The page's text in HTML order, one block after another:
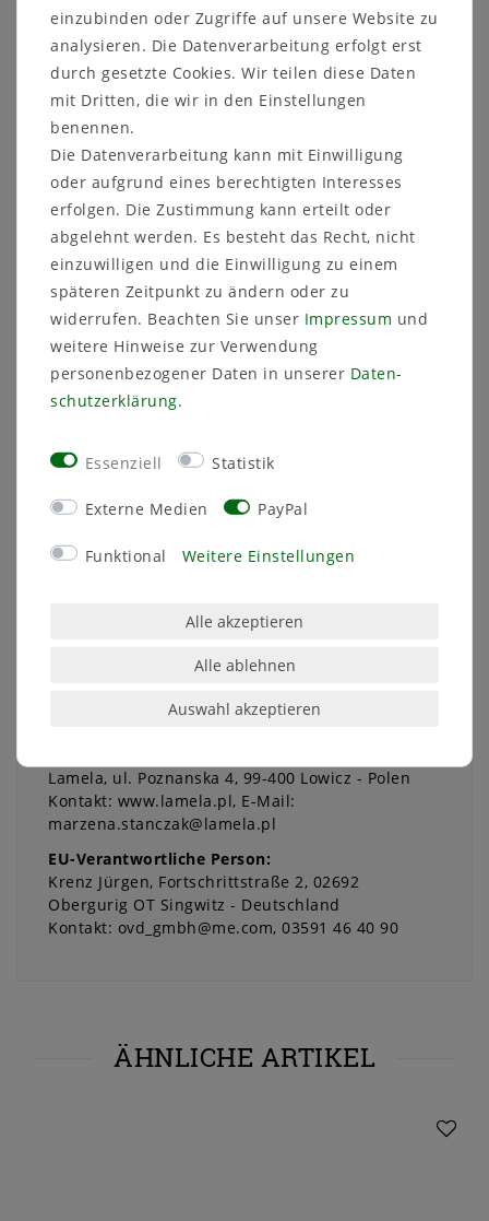
Leicht und langlebig:
Der Balkonkasten ist trotz seiner Stabilität
besonders leicht und einfach zu
handhaben. Ohne Entwässerungslöcher
eignet er sich perfekt für den Innenbereich,
ist aber auch robust genug für Balkon und
Terrasse.
Technische Details:
Größe:Länge 56 cm, Breite 19 cm, Höhe 19
cm.
Farben:Weiß, Anthrazit.
Warum MePla Balkonkasten Begonia?
Dieser Balkonkasten kombiniert Funktionalität
und modernes Design in einer eleganten Rattan-
Optik. Ob für Kräuter, Blumen oder Grünpflanzen
stilvoll und pflegeleicht zu präsentieren.
Bringen Sie Stil und Komfort in Ihre
Pflanzenpflege – mit dem MePla Balkonkasten
Begonia!
Angaben zur Produktsicherheit
Lamela ul. Poznanska 4 99-400 Lowicz
Polen
Kontakt: www.lamela.pl E-Mail:
marzena.stanczak@lamela.pl
EU-Verantwortliche Person:
Krenz Jürgen Fortschrittstraße 2 02692
Obergurig OT Singwitz
Deutschland
Kontakt: ovd_gmbh@me.com 03591 46 40 90
ÄHNLICHE ARTIKEL
einzubinden oder Zugriffe auf unsere Website zu
analysieren. Die Datenverarbeitung erfolgt erst
durch gesetzte Cookies. Wir teilen diese Daten
mit Dritten, die wir in den Einstellungen
benennen.
Die Datenverarbeitung kann mit Einwilligung
oder aufgrund eines berechtigten Interesses
erfolgen. Die Zustimmung kann erteilt oder
abgelehnt werden. Es besteht das Recht, nicht
einzuwilligen und die Einwilligung zu einem
späteren Zeitpunkt zu ändern oder zu
widerrufen. Beachten Sie unser Impressum und
weitere Hinweise zur Verwendung
personenbezogener Daten in unserer Daten­
schutz­erklärung.
Essenziell Statistik
Externe Medien PayPal
Funktional Weitere Einstellungen
Alle akzeptieren
Alle ablehnen
Auswahl akzeptieren